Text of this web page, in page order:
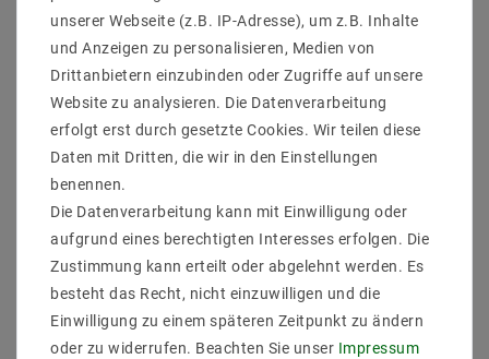
Eigenname : MOSAIC
Produktbereich : Indoor
INSTALL : Pendelleuchte
Martial : Glasmosaik goldfarben
L (CM) : 30
B (CM) : 30
H (CM) : 150
Gewicht Netto (KG) : 3,4
Schutzart : IP20
Leuchtmittel Austauschbar : YES
Anzahl Flammen : 1
Fassungen : E27
Leistung : for 1xE27, max.40W
unserer Webseite (z.B. IP-Adresse), um z.B. Inhalte
und Anzeigen zu personalisieren, Medien von
Drittanbietern einzubinden oder Zugriffe auf unsere
Website zu analysieren. Die Datenverarbeitung
erfolgt erst durch gesetzte Cookies. Wir teilen diese
Daten mit Dritten, die wir in den Einstellungen
benennen.
Die Datenverarbeitung kann mit Einwilligung oder
aufgrund eines berechtigten Interesses erfolgen. Die
Zustimmung kann erteilt oder abgelehnt werden. Es
besteht das Recht, nicht einzuwilligen und die
Einwilligung zu einem späteren Zeitpunkt zu ändern
oder zu widerrufen. Beachten Sie unser Impressum